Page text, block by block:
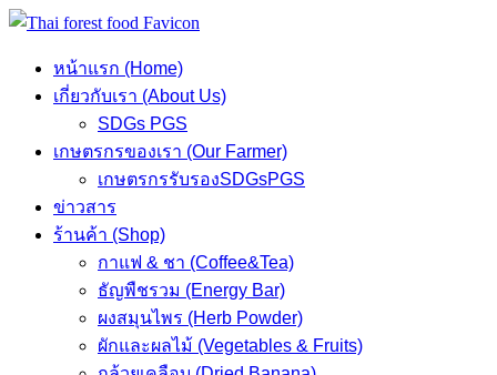
Skip
contentหน้าแรก (Home)
เกี่ยวกับเรา (About Us)
SDGs PGS
เกษตรกรของเรา (Our Farmer)
เกษตรกรรับรองSDGsPGS
ข่าวสาร
ร้านค้า (Shop)
กาแฟ & ชา (Coffee&Tea)
ธัญพืชรวม (Energy Bar)
ผงสมุนไพร (Herb Powder)
ผักและผลไม้ (Vegetables & Fruits)